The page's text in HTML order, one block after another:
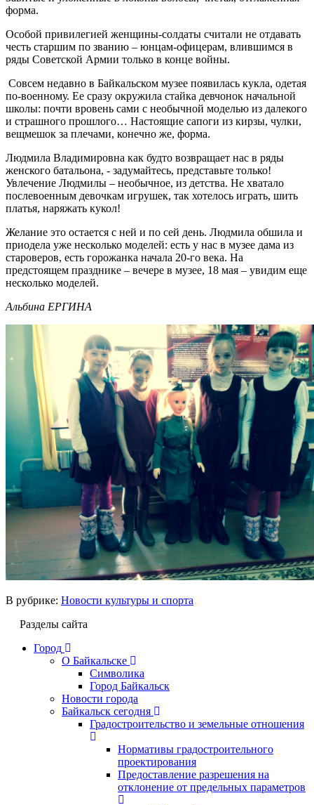
форма.
Особой привилегией женщины-солдаты считали не отдавать
честь старшим по званию – юнцам-офицерам, влившимся в
ряды Советской Армии только в конце войны.
Совсем недавно в Байкальском музее появилась кукла, одетая
по-военному. Ее сразу окружила стайка девчонок начальной
школы: почти вровень сами с необычной моделью из далекого
и страшного прошлого… Настоящие сапоги из кирзы, чулки,
вещмешок за плечами, конечно же, форма.
Людмила Владимировна как будто возвращает нас в ряды
женского батальона, - задумайтесь, представьте только!
Увлечение Людмилы – необычное, из детства. Не хватало
послевоенным девочкам игрушек, так хотелось играть, шить
платья, наряжать кукол!
Желание это остается с ней и по сей день. Людмила обшила и
приодела уже несколько моделей: есть у нас в музее дама из
староверов, есть горожанка начала 20-го века. На
предстоящем празднике – вечере в музее, 18 мая – увидим еще
несколько моделей.
Альбина ЕРГИНА
В рубрике: Новости культуры и спорта
Разделы сайта
Город
О Байкальске
Символика
Город Байкальск
Новости города
Байкальск сегодня
Градостроительство и земельные отношения
Нормативы градостроительного
проектирования
Предоставление разрешения на
отклонение от предельных параметров